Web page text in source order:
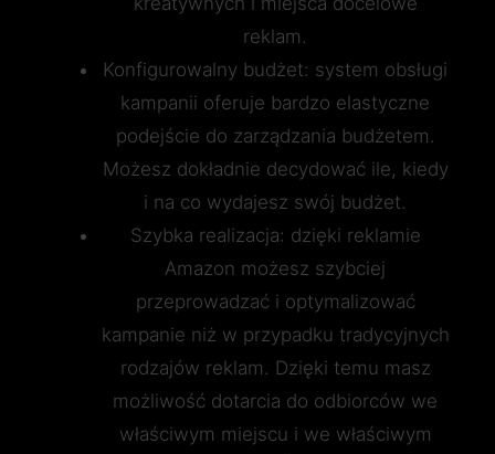
reklam.
Konfigurowalny budżet: system obsługi
kampanii oferuje bardzo elastyczne
podejście do zarządzania budżetem.
Możesz dokładnie decydować ile, kiedy
i na co wydajesz swój budżet.
Szybka realizacja: dzięki reklamie
Amazon możesz szybciej
przeprowadzać i optymalizować
kampanie niż w przypadku tradycyjnych
rodzajów reklam. Dzięki temu masz
możliwość dotarcia do odbiorców we
właściwym miejscu i we właściwym